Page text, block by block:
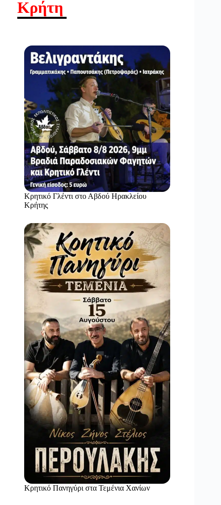
Κρήτη
Κρητικό Γλέντι στο Αβδού Ηρακλείου
Κρήτης
Κρητικό Πανηγύρι στα Τεμένια Χανίων